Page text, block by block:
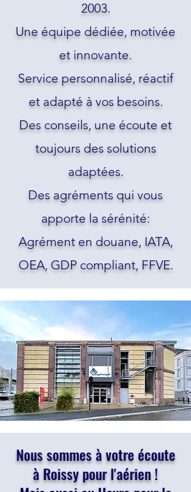
2003.
Une équipe dédiée, motivée
et innovante.
Service personnalisé, réactif
et adapté à vos besoins.
Des conseils, une écoute et
toujours des solutions
adaptées.
Des agréments qui vous
apporte la sérénité:
Agrément en douane, IATA,
OEA, GDP compliant, FFVE.
Nous sommes à votre écoute
à Roissy pour l'aérien !